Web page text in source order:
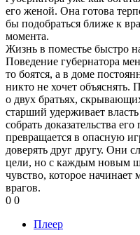
его женой. Она готова
бы подобраться ближе к
момента.
Жизнь в поместье быстро
Поведение губернатора
то боятся, а в доме
никто не хочет
о двух братьях,
старший удерживает
собрать доказательства
превращается в опасную
доверять друг другу. Они
цели, но с каждым новым
чувство, которое
врагов.
0 0
Плеер